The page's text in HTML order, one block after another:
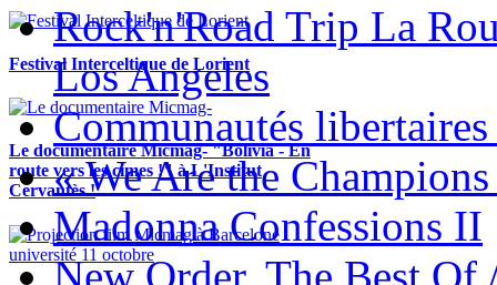
Festival Interceltique de Lorient
Le documentaire Micmag- "Bolivia - En
route vers les cimes !" à L'Institut
Cervantès !
Rock'n'Road Trip La
Los Angeles
Communautés libertaires
« We Are the
Madonna Confessions II
New Order, The Best Of